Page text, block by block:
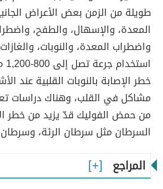
طويلة من الزمن بعض الأعراض
المعدة، والإسهال، والطفح،
واضطراب المعدة، والنوبات،
خطر الإصابة بالنوبات القلبية عند
مشاكل في القلب، وهناك دراسات
من حمض الفوليك قدّ يزيد من خطر
السرطان مثل سرطان الرئة، وسرطان
المراجع